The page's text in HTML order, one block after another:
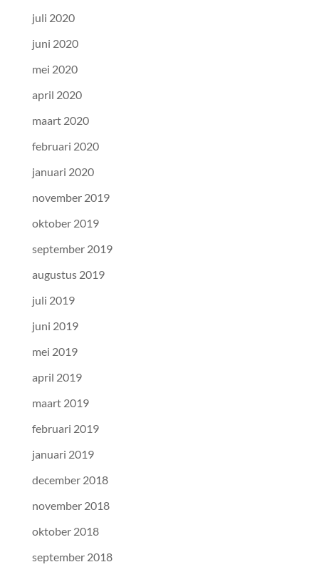
juli 2020
juni 2020
mei 2020
april 2020
maart 2020
februari 2020
januari 2020
november 2019
oktober 2019
september 2019
augustus 2019
juli 2019
juni 2019
mei 2019
april 2019
maart 2019
februari 2019
januari 2019
december 2018
november 2018
oktober 2018
september 2018